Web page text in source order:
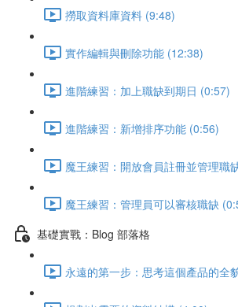
撈取資料庫資料 (9:48)
實作編輯與刪除功能 (12:38)
進階練習：加上職缺到期日 (0:57)
進階練習：新增排序功能 (0:56)
魔王練習：開放會員註冊並管理職
魔王練習：管理員可以審核職缺
基礎實戰：Blog 部落格
永遠的第一步：思考這個產品的全